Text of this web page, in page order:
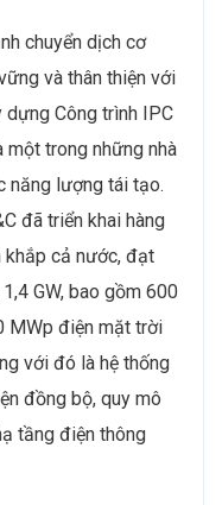
chuyển dịch cơ
và thân thiện với
dựng Công trình IPC
một trong những nhà
năng lượng tái tạo.
đã triển khai hàng
cả nước, đạt
GW, bao gồm 600
MWp điện mặt trời
với đó là hệ thống
đồng bộ, quy mô
tầng điện thông